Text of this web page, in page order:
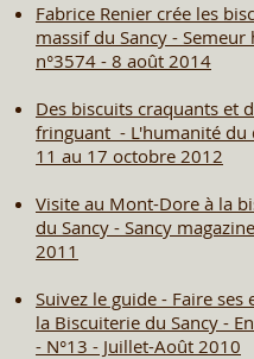
Fabrice Renier crée les
massif du Sancy - Semeur
n°3574 - 8 août 2014
Des biscuits craquants et
fringuant - L'humanité du
11 au 17 octobre 2012
Visite au Mont-Dore à la
du Sancy - Sancy
2011
Suivez le guide - Faire ses
la Biscuiterie du Sancy -
- N°13 - Juillet-Août 2010